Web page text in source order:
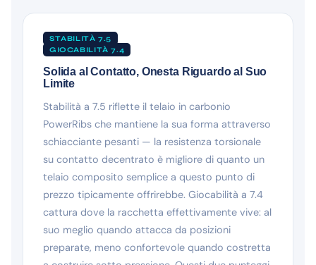
STABILITÀ 7.5
GIOCABILITÀ 7.4
Solida al Contatto, Onesta Riguardo al Suo
Limite
Stabilità a 7.5 riflette il telaio in carbonio
PowerRibs che mantiene la sua forma attraverso
schiacciante pesanti — la resistenza torsionale
su contatto decentrato è migliore di quanto un
telaio composito semplice a questo punto di
prezzo tipicamente offrirebbe. Giocabilità a 7.4
cattura dove la racchetta effettivamente vive: al
suo meglio quando attacca da posizioni
preparate, meno confortevole quando costretta